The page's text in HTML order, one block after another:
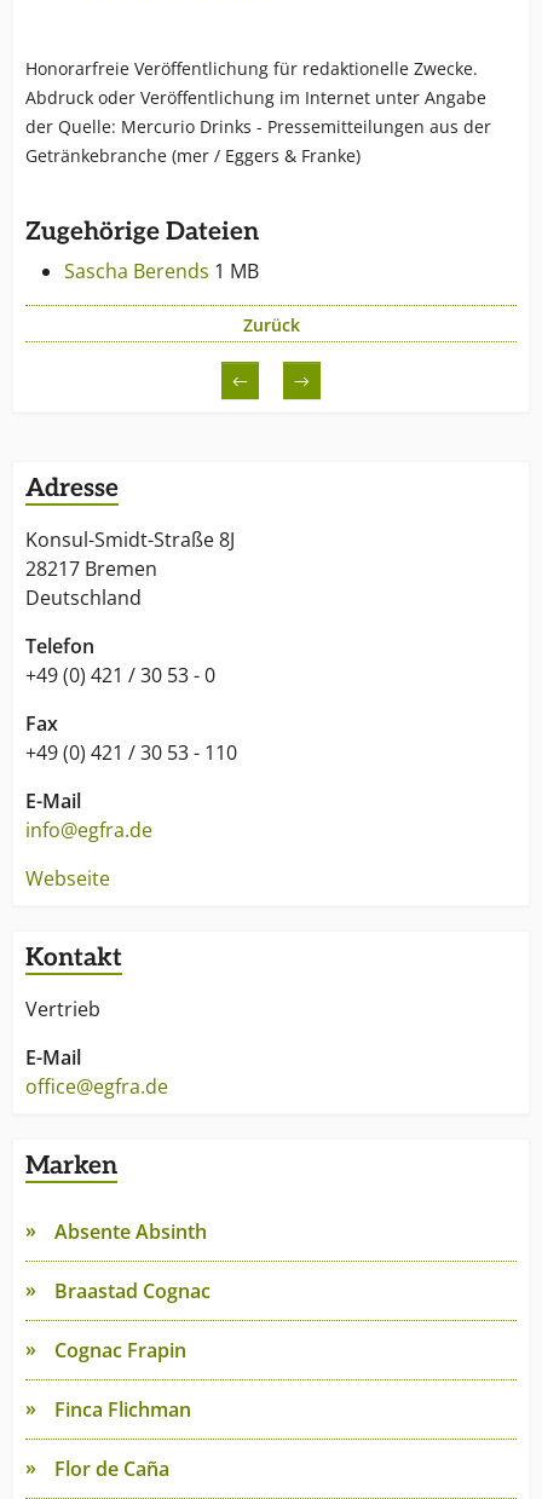
Honorarfreie Veröffentlichung für redaktionelle Zwecke.
Abdruck oder Veröffentlichung im Internet unter Angabe
der Quelle: Mercurio Drinks - Pressemitteilungen aus der
Getränkebranche (mer / Eggers & Franke)
Zugehörige Dateien
Sascha Berends 1 MB
Zurück
← →
Adresse
Konsul-Smidt-Straße 8J
28217 Bremen
Deutschland
Telefon
+49 (0) 421 / 30 53 - 0
Fax
+49 (0) 421 / 30 53 - 110
E-Mail
info@egfra.de
Webseite
Kontakt
Vertrieb
E-Mail
office@egfra.de
Marken
Absente Absinth
Braastad Cognac
Cognac Frapin
Finca Flichman
Flor de Caña